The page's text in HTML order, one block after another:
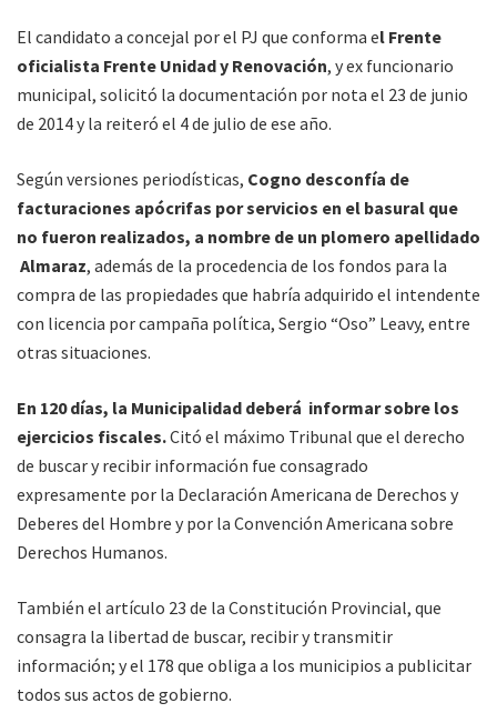
El candidato a concejal por el PJ que conforma el Frente
oficialista Frente Unidad y Renovación, y ex funcionario
municipal, solicitó la documentación por nota el 23 de junio
de 2014 y la reiteró el 4 de julio de ese año.
Según versiones periodísticas, Cogno desconfía de
facturaciones apócrifas por servicios en el basural que
no fueron realizados, a nombre de un plomero apellidado
Almaraz, además de la procedencia de los fondos para la
compra de las propiedades que habría adquirido el intendente
con licencia por campaña política, Sergio “Oso” Leavy, entre
otras situaciones.
En 120 días, la Municipalidad deberá informar sobre los
ejercicios fiscales.Citó el máximo Tribunal que el derecho
de buscar y recibir información fue consagrado
expresamente por la Declaración Americana de Derechos y
Deberes del Hombre y por la Convención Americana sobre
Derechos Humanos.
También el artículo 23 de la Constitución Provincial, que
consagra la libertad de buscar, recibir y transmitir
información; y el 178 que obliga a los municipios a publicitar
todos sus actos de gobierno.